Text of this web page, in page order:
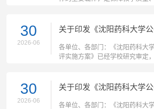
30
2026-06
各单位、各部门：《沈阳药科大
评实施方案》已经学校研究审定
30
2026-06
各单位、各部门：《沈阳药科大